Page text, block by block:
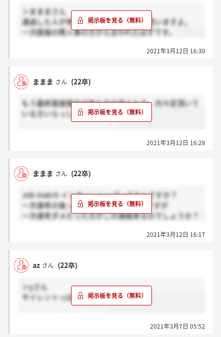
＞まままさん
通過した人が参加できるイベントだと思いますよ。
一次面接の際人事の方から言われたはずです。
2021年3月12日 16:30
ままま さん (22卒)
もう最終面接案内が来た方や終えた方、内々定頂いて
いる方いらっしゃいますか？
2021年3月12日 16:28
ままま さん (22卒)
Job match インターンシップってなんですか？
一次選考の後って最終だと思ってたんですが
一次選考ダメだった方がこの連絡来るのでしょうか？
2021年3月12日 16:17
az さん (22卒)
＞yさん
サイレントっぽいですね...
2021年3月7日 05:52